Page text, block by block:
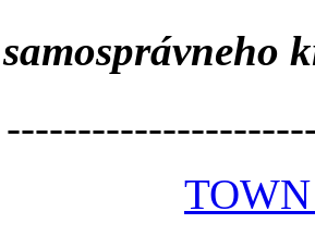
samosprávneho